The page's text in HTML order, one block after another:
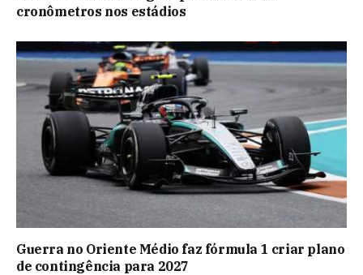
cronômetros nos estádios
Guerra no Oriente Médio faz fórmula 1 criar plano
de contingência para 2027